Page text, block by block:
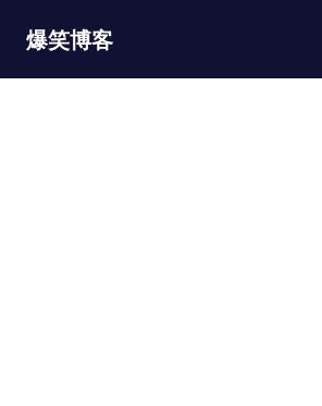
爆笑博客